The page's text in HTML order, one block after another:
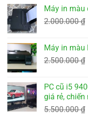
Máy in màu
2.000.000₫
Máy in màu
2.500.000₫
PC cũ i5
giá rẻ,
5.500.000₫